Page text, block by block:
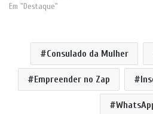
Em "Destaque"
Consulado da Mulher
Empreender no Zap